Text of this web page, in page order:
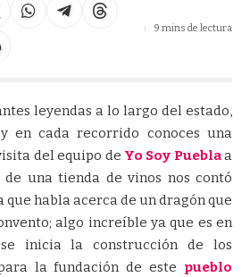
9 mins de lectura
leyendas a lo largo del estado,
en cada recorrido conoces una
del equipo de Yo Soy Pueblaa
de una tienda de vinos nos contó
que habla acerca de un dragón que
algo increíble ya que es en
inicia la construcción de los
la fundación de este pueblo